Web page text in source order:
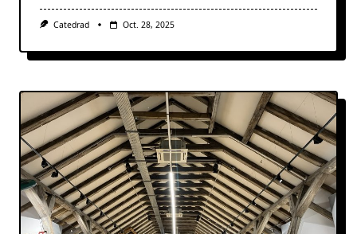
Catedrad Oct. 28, 2025